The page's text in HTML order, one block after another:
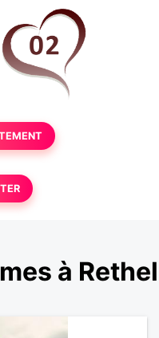
à Rethel